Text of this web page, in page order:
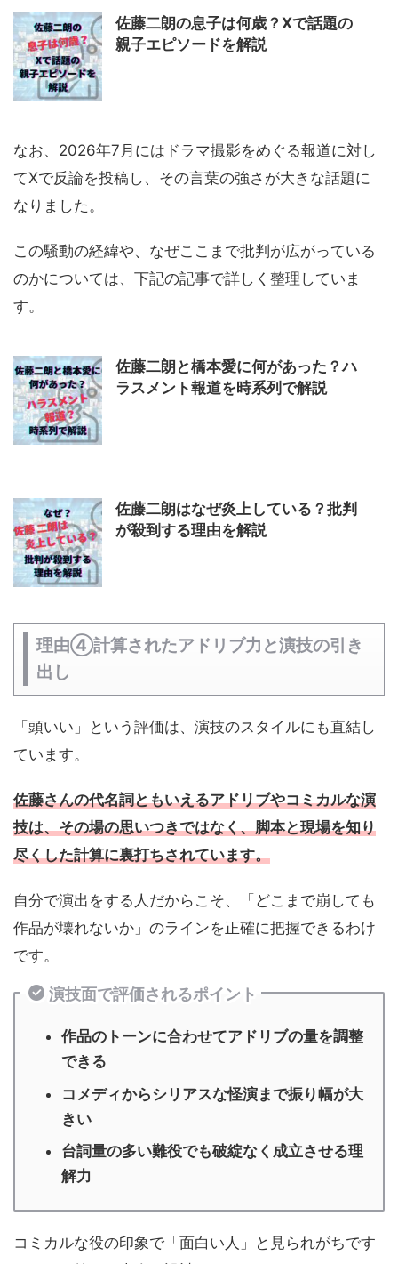
佐藤二朗の息子は何歳？Xで話題の
親子エピソードを解説
なお、2026年7月にはドラマ撮影をめぐる報道に対し
てXで反論を投稿し、その言葉の強さが大きな話題に
なりました。
この騒動の経緯や、なぜここまで批判が広がっている
のかについては、下記の記事で詳しく整理していま
す。
佐藤二朗と橋本愛に何があった？ハ
ラスメント報道を時系列で解説
佐藤二朗はなぜ炎上している？批判
が殺到する理由を解説
理由④計算されたアドリブ力と演技の引き
出し
「頭いい」という評価は、演技のスタイルにも直結し
ています。
佐藤さんの代名詞ともいえるアドリブやコミカルな演
技は、その場の思いつきではなく、脚本と現場を知り
尽くした計算に裏打ちされています。
自分で演出をする人だからこそ、「どこまで崩しても
作品が壊れないか」のラインを正確に把握できるわけ
です。
演技面で評価されるポイント
作品のトーンに合わせてアドリブの量を調整
できる
コメディからシリアスな怪演まで振り幅が大
きい
台詞量の多い難役でも破綻なく成立させる理
解力
コミカルな役の印象で「面白い人」と見られがちです